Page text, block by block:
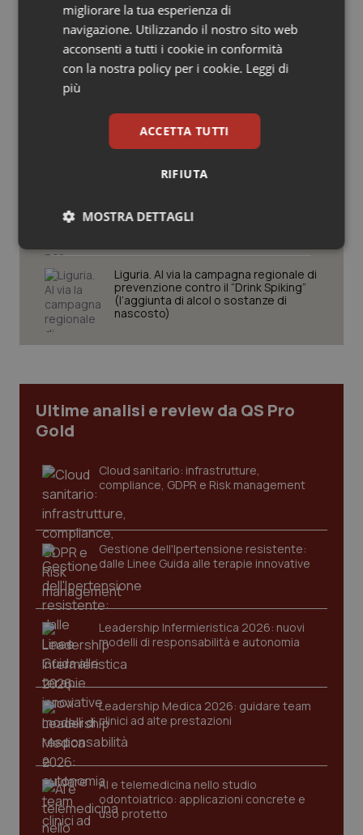
Salute orale & impianti
Sangue & coagulazione
Tumore al seno
Tumori del Polmone & Testa Collo
Tumori gastrointestinali
Ulcera & Reflusso
“Non guardate l’eclissi solare del 12
agosto”. Dalla Liguria parte l’appello
dell’assessore Nicolò a tutte le
Liguria. All’Aom al via il nuovo percorso
di chirurgia protesica di anca e
ginocchio con dimissione entro 24
per inclusione e autonomia
Liguria. Al via la campagna regionale di
prevenzione contro il “Drink Spiking”
(l’aggiunta di alcol o sostanze di
nascosto)
Ultime analisi e review da QS Pro
Gold
Cloud sanitario: infrastrutture,
compliance, GDPR e Risk management
Gestione dell'Ipertensione resistente:
dalle Linee Guida alle terapie innovative
Leadership Infermieristica 2026: nuovi
modelli di responsabilità e autonomia
Leadership Medica 2026: guidare team
clinici ad alte prestazioni
AI e telemedicina nello studio
odontoiatrico: applicazioni concrete e
uso protetto
migliorare la tua esperienza di
navigazione. Utilizzando il nostro sito web
acconsenti a tutti i cookie in conformità
con la nostra policy per i cookie. Leggi di
più
ACCETTA TUTTI
RIFIUTA
MOSTRA DETTAGLI
Necessari Statistici Marketing
sito web abilitandone funzionalità di base quali la
navigazione sulle pagine e l'accesso alle aree
protette del sito. Il sito web non è in grado di
Nome
Fornitore/
VISITOR_PRIVACY_METADATA
www.quotidianosanita.it